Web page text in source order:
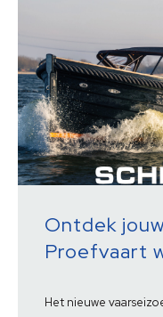
Ontdek
Proefvaart
Het nieuwe